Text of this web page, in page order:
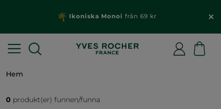
Ikoniska Monoi från 69 kr
Hem
0 produkt(er) funnen/funna